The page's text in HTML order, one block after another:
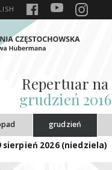
Repertuar na
grudzień 2016
grudzień
sierpień 2026 (niedziela)